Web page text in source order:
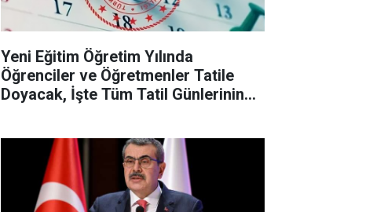
Yeni Eğitim Öğretim Yılında
Öğrenciler ve Öğretmenler Tatile
Doyacak, İşte Tüm Tatil Günlerinin